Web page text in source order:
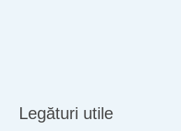
Legături utile